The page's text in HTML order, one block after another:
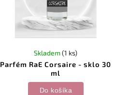
Parfém RaE Corsaire - sklo 30
ml
Skladem(1 ks)
Do košíka